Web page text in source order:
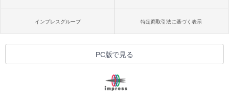
インプレスグループ 特定商取引法に基づく表示
PC版で見る